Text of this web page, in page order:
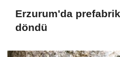
Erzurum'da
döndü